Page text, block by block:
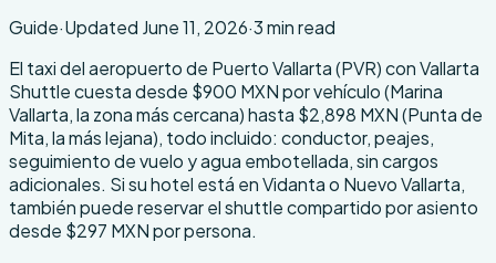
About this transfer
Guide·Updated June 11, 2026·3min read
El taxi del aeropuerto de Puerto Vallarta (PVR) con Vallarta
Shuttle cuesta desde $900 MXN por vehículo (Marina
Vallarta, la zona más cercana) hasta $2,898 MXN (Punta de
Mita, la más lejana), todo incluido: conductor, peajes,
seguimiento de vuelo y agua embotellada, sin cargos
adicionales. Si su hotel está en Vidanta o Nuevo Vallarta,
también puede reservar el shuttle compartido por asiento
desde $297 MXN por persona.